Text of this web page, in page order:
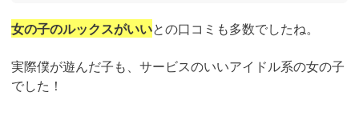
女の子のルックスがいいとの口コミも多数でしたね。
実際僕が遊んだ子も、サービスのいいアイドル系の女の子
でした！